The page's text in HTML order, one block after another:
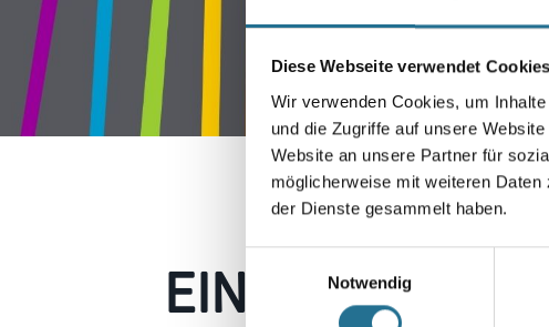
Diese Webseite verwendet Cookies
Wir verwenden Cookies, um
und die Zugriffe auf unsere
Website an unsere Partner für
möglicherweise mit weiteren
der Dienste gesammelt haben.
Notwendig
EIN KLEINER